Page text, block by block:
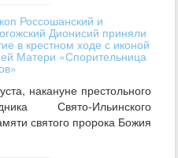
Россошанский и
Дионисий приняли
в крестном ходе с иконой
Матери «Спорительница
накануне престольного
Свято-Ильинского
святого пророка Божия